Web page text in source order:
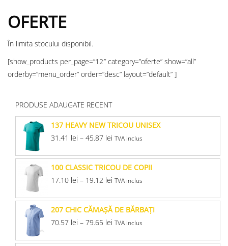
OFERTE
În limita stocului disponibil.
[show_products per_page=”12″ category=”oferte” show=”all”
orderby=”menu_order” order=”desc” layout=”default” ]
PRODUSE ADAUGATE RECENT
137 HEAVY NEW TRICOU UNISEX
31.41 lei – 45.87 lei TVA inclus
100 CLASSIC TRICOU DE COPII
17.10 lei – 19.12 lei TVA inclus
207 CHIC CĂMAŞĂ DE BĂRBAŢI
70.57 lei – 79.65 lei TVA inclus